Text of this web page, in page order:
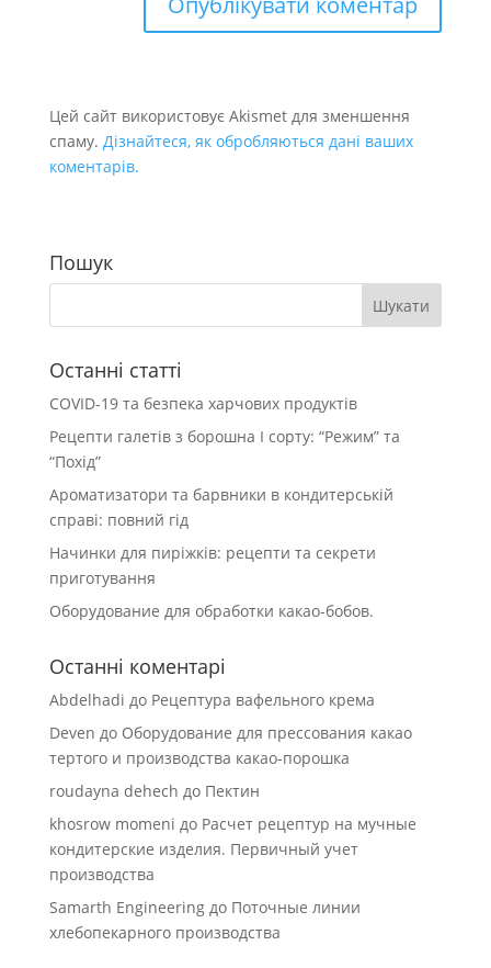
Цей сайт використовує Akismet для зменшення
спаму. Дізнайтеся, як обробляються дані ваших
коментарів.
Пошук
Останні статті
COVID-19 та безпека харчових продуктів
Рецепти галетів з борошна І сорту: “Режим” та
“Похід”
Ароматизатори та барвники в кондитерській
справі: повний гід
Начинки для пиріжків: рецепти та секрети
приготування
Оборудование для обработки какао-бобов.
Останні коментарі
Abdelhadi до Рецептура вафельного крема
Deven до Оборудование для прессования какао
тертого и производства какао-порошка
roudayna dehech до Пектин
khosrow momeni до Расчет рецептур на мучные
кондитерские изделия. Первичный учет
производства
Samarth Engineeringдо Поточные линии
хлебопекарного производства